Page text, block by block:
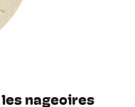
nageoires